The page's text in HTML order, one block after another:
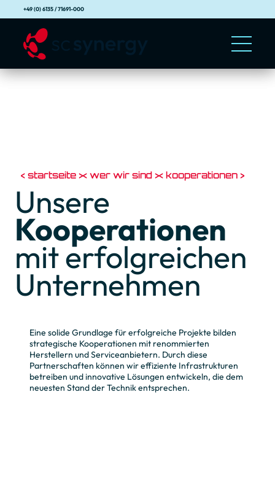
+49 (0) 6135 / 71691-000
startseite wer wir sind kooperationen
Unsere
Kooperationen
mit erfolgreichen
Unternehmen
Eine solide Grundlage für erfolgreiche Projekte bilden
strategische Kooperationen mit renommierten
Herstellern und Serviceanbietern. Durch diese
Partnerschaften können wir effiziente Infrastrukturen
betreiben und innovative Lösungen entwickeln, die dem
neuesten Stand der Technik entsprechen.